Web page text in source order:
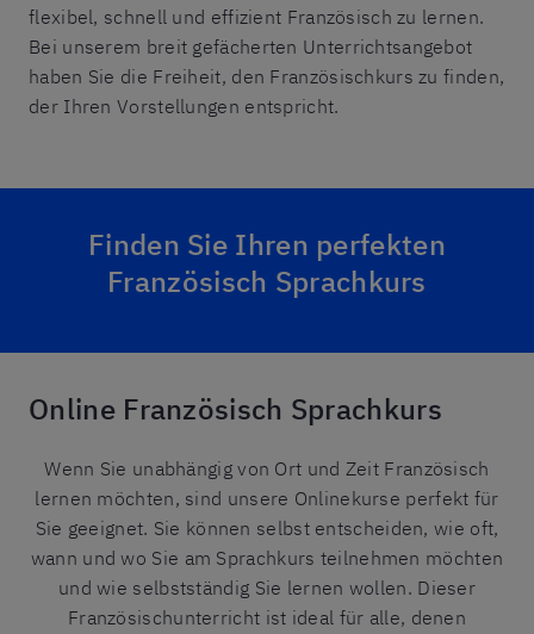
flexibel, schnell und effizient Französisch zu lernen.
Bei unserem breit gefächerten Unterrichtsangebot
haben Sie die Freiheit, den Französischkurs zu finden,
der Ihren Vorstellungen entspricht.
Finden Sie Ihren perfekten
Französisch Sprachkurs
Online Französisch Sprachkurs
Wenn Sie unabhängig von Ort und Zeit Französisch
lernen möchten, sind unsere Onlinekurse perfekt für
Sie geeignet. Sie können selbst entscheiden, wie oft,
wann und wo Sie am Sprachkurs teilnehmen möchten
und wie selbstständig Sie lernen wollen. Dieser
Französischunterricht ist ideal für alle, denen